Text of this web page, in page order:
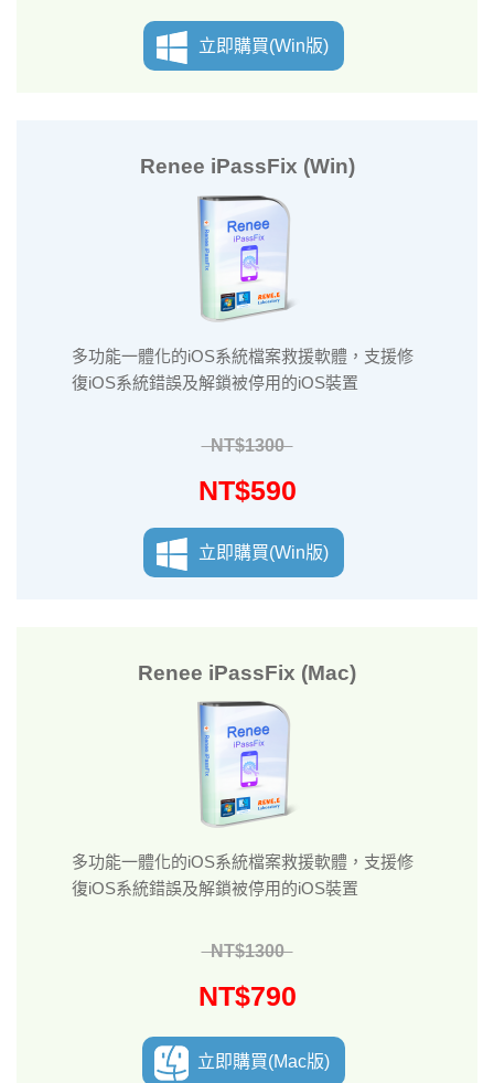
立即購買(Win版)
Renee iPassFix (Win)
多功能一體化的iOS系統檔案救援軟體，支援修
復iOS系統錯誤及解鎖被停用的iOS裝置
NT$1300
NT$590
立即購買(Win版)
Renee iPassFix (Mac)
多功能一體化的iOS系統檔案救援軟體，支援修
復iOS系統錯誤及解鎖被停用的iOS裝置
NT$1300
NT$790
立即購買(Mac版)